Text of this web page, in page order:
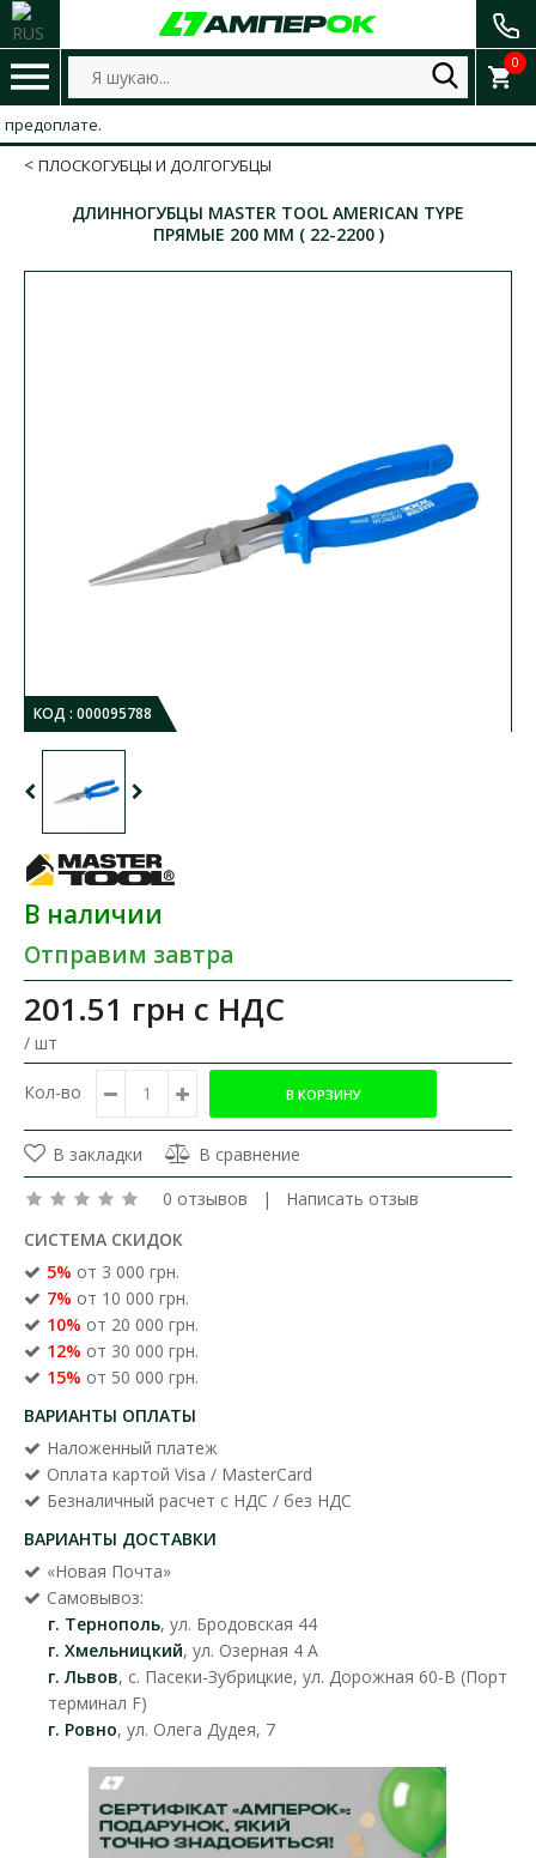
0
ПЛОСКОГУБЦЫ И ДОЛГОГУБЦЫ
ДЛИННОГУБЦЫ MASTER TOOL AMERICAN TYPE
ПРЯМЫЕ 200 ММ ( 22-2200 )
КОД : 000095788
В наличии
Отправим завтра
201.51 грн с НДС
/ шт
Кол-во
В закладки
В сравнение
0 отзывов | Написать отзыв
СИСТЕМА СКИДОК
5% от 3 000 грн.
7% от 10 000 грн.
10% от 20 000 грн.
12% от 30 000 грн.
15% от 50 000 грн.
ВАРИАНТЫ ОПЛАТЫ
Наложенный платеж
Оплата картой Visa / MasterCard
Безналичный расчет с НДС / без НДС
ВАРИАНТЫ ДОСТАВКИ
«Новая Почта»
Самовывоз:
г. Тернополь, ул. Бродовская 44
г. Хмельницкий, ул. Озерная 4 А
г. Львов, с. Пасеки-Зубрицкие, ул. Дорожная 60-В (Порт
терминал F)
г. Ровно, ул. Олега Дудея, 7